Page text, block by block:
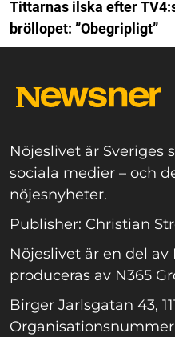
Tittarnas ilska efter
bröllopet: ”Obegripligt”
Nöjeslivet är Sveriges
sociala medier – och
nöjesnyheter.
Publisher: Christian
Nöjeslivet är en del av
produceras av N365
Birger Jarlsgatan 43,
Organisationsnummer